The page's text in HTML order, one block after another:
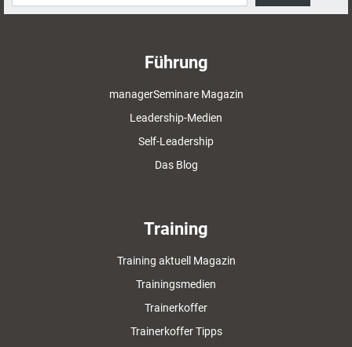
Führung
managerSeminare Magazin
Leadership-Medien
Self-Leadership
Das Blog
Training
Training aktuell Magazin
Trainingsmedien
Trainerkoffer
Trainerkoffer Tipps